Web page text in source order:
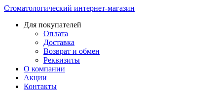
Стоматологический интернет-магазин
Для покупателей
Оплата
Доставка
Возврат и обмен
Реквизиты
О компании
Акции
Контакты